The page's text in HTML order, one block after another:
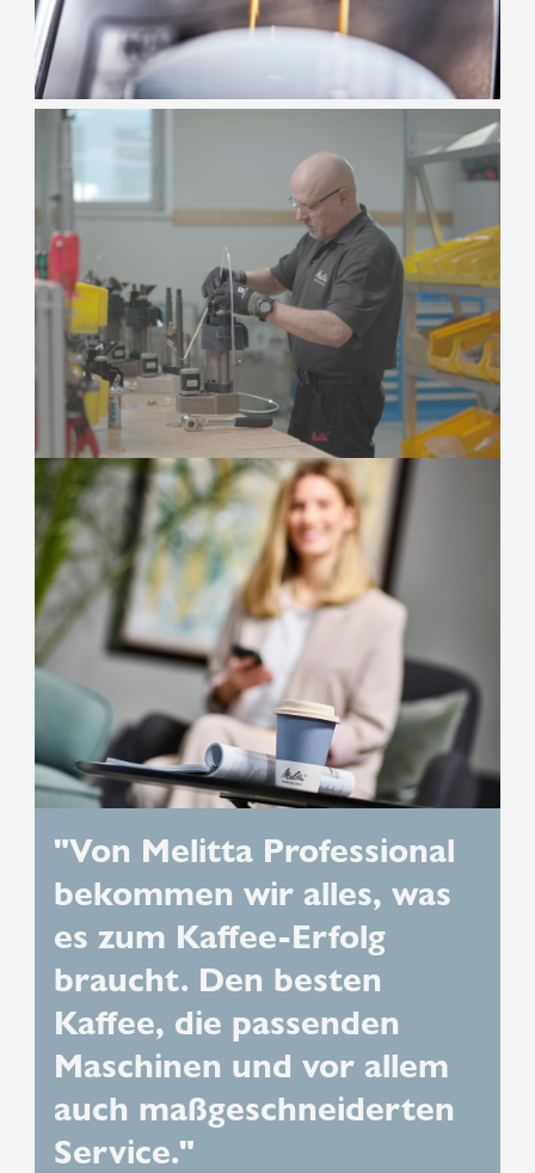
"Von Melitta Professional
bekommen wir alles, was
es zum Kaffee-Erfolg
braucht. Den besten
Kaffee, die passenden
Maschinen und vor allem
auch maßgeschneiderten
Service."